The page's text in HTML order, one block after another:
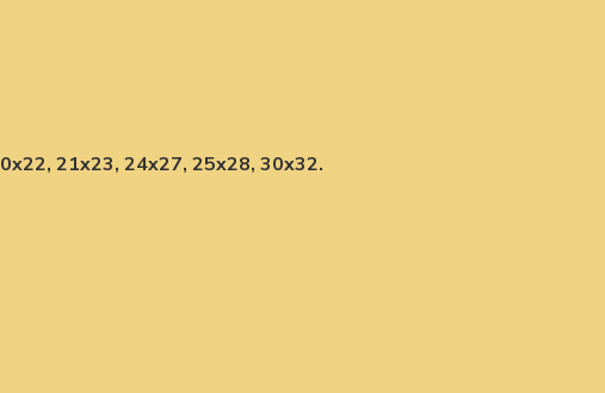
21x23, 24x27, 25x28, 30x32.